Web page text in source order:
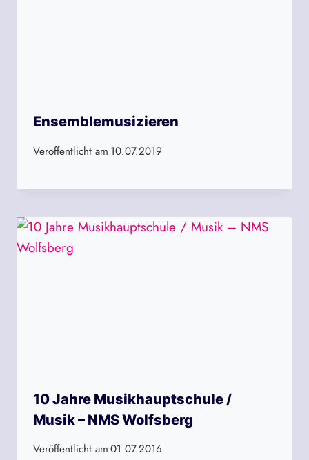
Ensemblemusizieren
Veröffentlicht am 10.07.2019
10 Jahre Musikhauptschule /
Musik – NMS Wolfsberg
Veröffentlicht am01.07.2016